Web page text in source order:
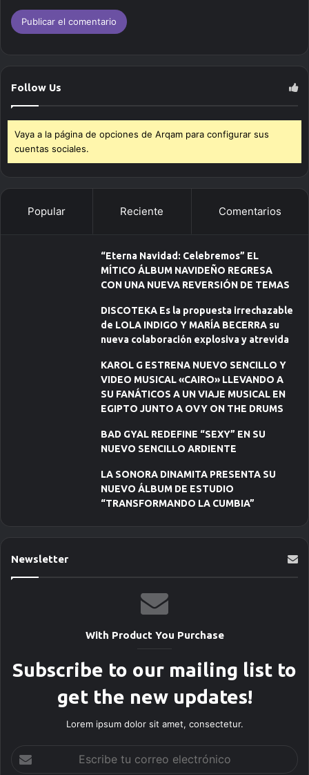
Follow Us
Vaya a la página de opciones de Arqam para configurar sus
cuentas sociales.
Popular Reciente Comentarios
“Eterna Navidad: Celebremos” EL
MÍTICO ÁLBUM NAVIDEÑO REGRESA
CON UNA NUEVA REVERSIÓN DE TEMAS
DISCOTEKA Es la propuesta irrechazable
de LOLA INDIGO Y MARÍA BECERRA su
nueva colaboración explosiva y atrevida
KAROL G ESTRENA NUEVO SENCILLO Y
VIDEO MUSICAL «CAIRO» LLEVANDO A
SU FANÁTICOS A UN VIAJE MUSICAL EN
EGIPTO JUNTO A OVY ON THE DRUMS
BAD GYAL REDEFINE “SEXY” EN SU
NUEVO SENCILLO ARDIENTE
LA SONORA DINAMITA PRESENTA SU
NUEVO ÁLBUM DE ESTUDIO
“TRANSFORMANDO LA CUMBIA”
Newsletter
With Product You Purchase
Subscribe to our mailing list to
get the new updates!
Lorem ipsum dolor sit amet, consectetur.